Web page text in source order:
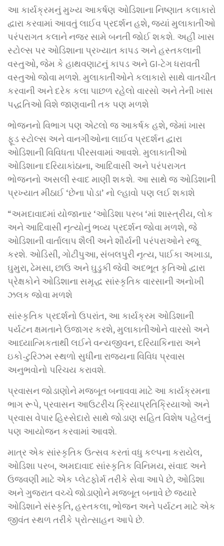
આ કાર્યક્રમનું મુખ્ય આકર્ષણ ઓડિશાના નિષ્ણાત કલાકારો
દ્વારા કરવામાં આવતું લાઈવ પ્રદર્શન હશે, જ્યાં મુલાકાતીઓ
પરંપરાગત કલાને નજર સામે બનતી જોઈ શકશે. અહીં ખાસ
સ્ટોલ્સ પર ઓડિશાના પ્રખ્યાત કાપડ અને હસ્તકલાની
વસ્તુઓ, જેમ કે હાથવણાટનું કાપડ અને GI-ટેગ ધરાવતી
વસ્તુઓ જોવા મળશે. મુલાકાતીઓને કલાકારો સાથે વાતચીત
કરવાની અને દરેક કલા પાછળ રહેલો વારસો અને તેની ખાસ
પદ્ધતિઓ વિશે જાણવાની તક પણ મળશે
ભોજનનો વિભાગ પણ એટલો જ આકર્ષક હશે, જેમાં ખાસ
ફૂડ સ્ટોલ્સ અને વાનગીઓના લાઈવ પ્રદર્શન દ્વારા
ઓડિશાની વિવિધતા પીરસવામાં આવશે. મુલાકાતીઓ
ઓડિશાના દરિયાકાંઠાના, આદિવાસી અને પરંપરાગત
ભોજનનો અસલી સ્વાદ માણી શકશે. આ સાથે જ ઓડિશાની
પ્રખ્યાત મીઠાઈ ‘છેના પોડા’ નો લ્હાવો પણ લઈ શકાશે
“અમદાવાદમાં યોજાનાર ‘ઓડિશા પરબ ‘માં શાસ્ત્રીય, લોક
અને આદિવાસી નૃત્યોનું ભવ્ય પ્રદર્શન જોવા મળશે, જે
ઓડિશાની વાર્તાલાપ શૈલી અને શૌર્યની પરંપરાઓને રજૂ
કરશે. ઓડિસી, ગોટીપુઆ, સંબલપુરી નૃત્ય, પાઈકા અખાડા,
ઘુમુરા, ઢેમસા, છાઉ અને ઘુડુકી જેવી અદભૂત કૃતિઓ દ્વારા
પ્રેક્ષકોને ઓડિશાના સમૃદ્ધ સાંસ્કૃતિક વારસાની અનોખી
ઝલક જોવા મળશે
સાંસ્કૃતિક પ્રદર્શનો ઉપરાંત, આ કાર્યક્રમ ઓડિશાની
પર્યટન ક્ષમતાને ઉજાગર કરશે, મુલાકાતીઓને વારસો અને
આધ્યાત્મિકતાથી લઈને વન્યજીવન, દરિયાકિનારા અને
ઇકો-ટુરિઝમ સ્થળો સુધીના રાજ્યના વિવિધ પ્રવાસ
અનુભવોનો પરિચય કરાવશે.
પ્રવાસન જોડાણોને મજબૂત બનાવવા માટે આ કાર્યક્રમના
ભાગ રૂપે, પ્રવાસન આઉટરીચ ક્રિયાપ્રતિક્રિયાઓ અને
પ્રવાસ વેપાર હિસ્સેદારો સાથે જોડાણ સહિત વિશેષ પહેલનું
પણ આયોજન કરવામાં આવશે.
માત્ર એક સાંસ્કૃતિક ઉત્સવ કરતાં વધુ કલ્પના કરાયેલ,
ઓડિશા પરબ, અમદાવાદ સાંસ્કૃતિક વિનિમય, સંવાદ અને
ઉજવણી માટે એક પ્લેટફોર્મ તરીકે સેવા આપે છે, ઓડિશા
અને ગુજરાત વચ્ચે જોડાણોને મજબૂત બનાવે છે જ્યારે
ઓડિશાને સંસ્કૃતિ, હસ્તકલા, ભોજન અને પર્યટન માટે એક
જીવંત સ્થળ તરીકે પ્રોત્સાહન આપે છે.